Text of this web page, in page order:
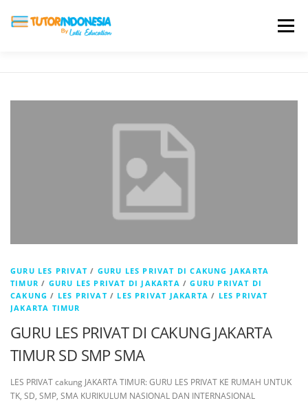
Menu
TESTIMONI PROFIL ALUMNI
DAFTAR SEKOLAH
GURU LES PRIVAT / GURU LES PRIVAT DI CAKUNG JAKARTA
TIMUR / GURU LES PRIVAT DI JAKARTA /GURU PRIVAT DI
CAKUNG / LES PRIVAT/ LES PRIVAT JAKARTA / LES PRIVAT
JAKARTA TIMUR
GURU LES PRIVAT DI CAKUNG JAKARTA
TIMUR SD SMP SMA
LES PRIVAT cakung JAKARTA TIMUR: GURU LES PRIVAT KE RUMAH UNTUK
TK, SD, SMP, SMA KURIKULUM NASIONAL DAN INTERNASIONAL